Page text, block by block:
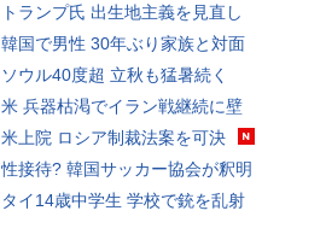
トランプ氏 出生地主義を見直し
韓国で男性 30年ぶり家族と対面
ソウル40度超 立秋も猛暑続く
米 兵器枯渇でイラン戦継続に壁
米上院 ロシア制裁法案を可決
性接待? 韓国サッカー協会が釈明
タイ14歳中学生 学校で銃を乱射